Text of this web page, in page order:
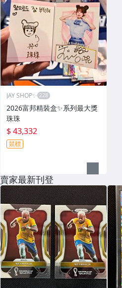
JAY SHOP✨
2026富邦精裝盒✨系列最大獎
珠珠
$ 43,332
競標
賣家最新刊登